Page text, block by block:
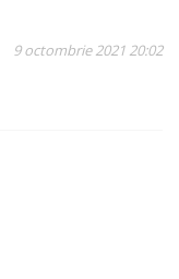
9 octombrie 2021 20:02